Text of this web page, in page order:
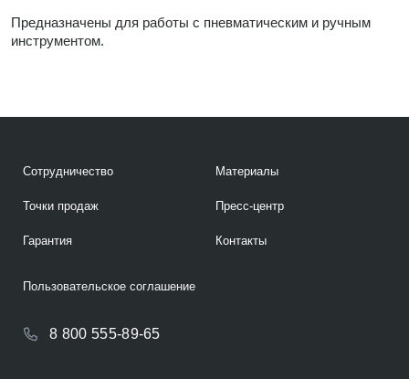
Предназначены для работы с пневматическим и ручным
инструментом.
Сотрудничество
Точки продаж
Гарантия
Материалы
Пресс-центр
Контакты
8 800 555-89-65
Пользовательское соглашение